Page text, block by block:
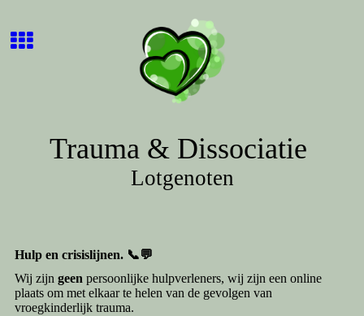
Trauma & Dissociatie
Lotgenoten
Hulp en crisislijnen. 📞💬
Wij zijn geen persoonlijke hulpverleners, wij zijn een online
plaats om met elkaar te helen van de gevolgen van
vroegkinderlijk trauma.